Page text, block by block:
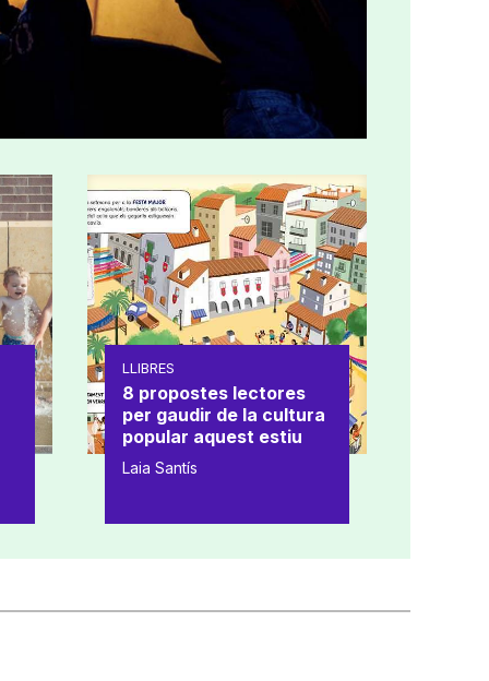
LLIBRES
8 propostes lectores
per gaudir de la cultura
popular aquest estiu
Laia Santís